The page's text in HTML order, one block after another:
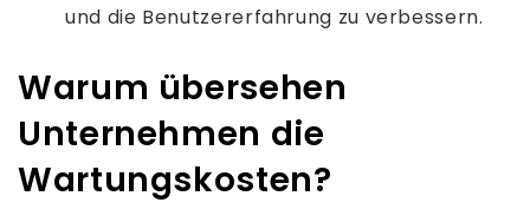
und die Benutzererfahrung zu verbessern.
Warum übersehen
Unternehmen die
Wartungskosten?